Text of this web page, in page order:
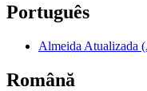
Português
Almeida Atualizada
Română